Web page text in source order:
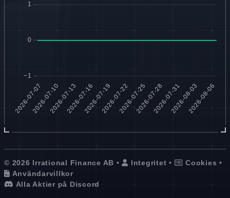
© 2026 Irrational Finance AB • Integritet • Cookies •
Användarvillkor
Alla Aktier på Discord